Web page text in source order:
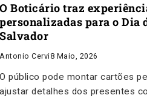
O Boticário traz
personalizadas para o Dia
Salvador
Antonio Cervi8 Maio, 2026
O público pode montar cartões
ajustar detalhes dos presentes